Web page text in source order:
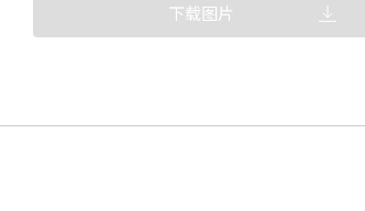
下载图片